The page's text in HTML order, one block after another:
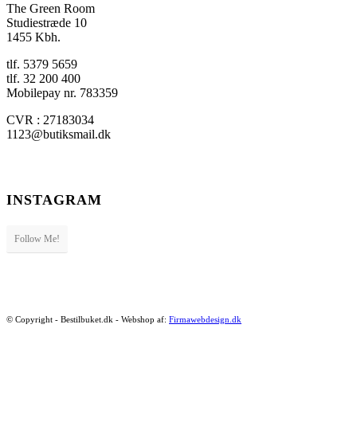
The Green Room
Studiestræde 10
1455 Kbh.
tlf. 5379 5659
tlf. 32 200 400
Mobilepay nr. 783359
CVR : 27183034
1123@butiksmail.dk
INSTAGRAM
Follow Me!
© Copyright - Bestilbuket.dk - Webshop af: Firmawebdesign.dk